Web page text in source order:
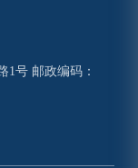
1号 邮政编码：